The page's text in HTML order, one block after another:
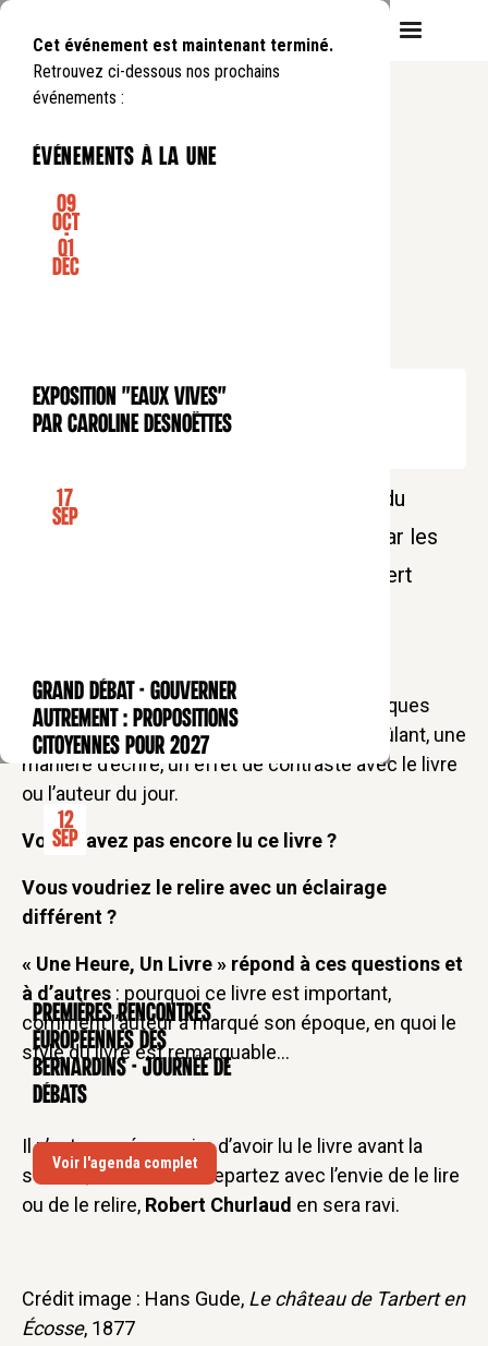
Cet événement est maintenant terminé.
Retrouvez ci-dessous nos prochains
événements :
événements à la une
EXPOSITION
09
Oct
-
01
Déc
Exposition "Eaux Vives"
par Caroline Desnoëttes
CONFÉRENCE
17
Sep
GRAND DÉBAT - Gouverner
autrement : propositions
citoyennes pour 2027
CONFÉRENCE
12
Sep
Premières rencontres
européennes des
Bernardins - Journée de
débats
Voir l'agenda complet
CONFÉRENCE
Lundi8
.
12de12:45à13:45
Tarif plein : 10€
Une pause déjeuner littéraire au cœur du
quartier latin pour se laisser toucher par les
grands textes de l'Humanité avec Robert
À chaque séance, un « coup d’œil » de quelques
minutes sur un livre nouveau, un thème brûlant, une
manière d’écrire, un effet de contraste avec le livre
ou l’auteur du jour.
Vous n’avez pas encore lu ce livre ?
Vous voudriez le relire avec un éclairage
différent ?
« Une Heure, Un Livre » répond à ces questions et
à d’autres : pourquoi ce livre est important,
comment l’auteur a marqué son époque, en quoi le
style du livre est remarquable…
Il n’est pas nécessaire d’avoir lu le livre avant la
séance, mais si vous repartez avec l’envie de le lire
ou de le relire, Robert Churlaud en sera ravi.
Crédit image : Hans Gude, Le château de Tarbert en
Écosse, 1877